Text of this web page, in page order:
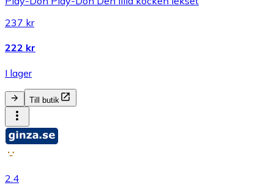
237 kr
222 kr
I lager
Till butik
2.4